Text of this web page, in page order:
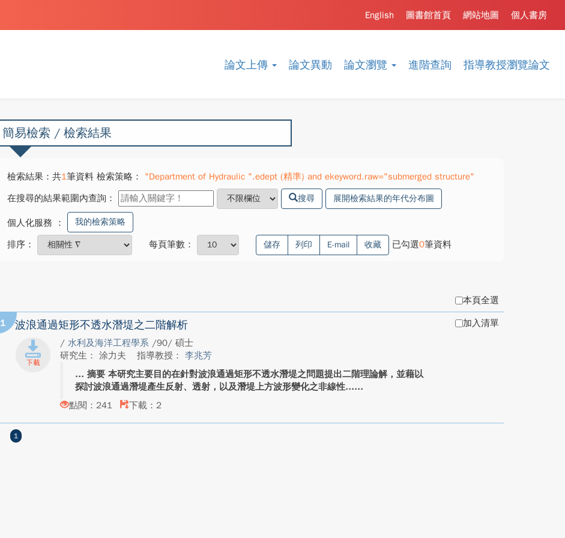
論文上傳 論文異動 論文瀏覽 進階查詢 指導教授瀏覽論文
個人書房
網站地圖
圖書館首頁
English
簡易檢索 / 檢索結果
檢索結果：共1筆資料 檢索策略：
"Department of Hydraulic ".edept (精準) and ekeyword.raw="submerged structure"
在搜尋的結果範圍內查詢：
搜尋 展開檢索結果的年代分布圖
個人化服務 ： 我的檢索策略
排序： 每頁筆數： 儲存 列印 E-mail 收藏 已勾選0筆資料
本頁全選
1 波浪通過矩形不透水潛堤之二階解析
/ 水利及海洋工程學系 /90/ 碩士
研究生： 涂力夫
指導教授： 李兆芳
摘要 本研究主要目的在針對波浪通過矩形不透水潛堤之問題提出二階理論解，並藉以
探討波浪通過潛堤產生反射、透射，以及潛堤上方波形變化之非線性...
點閱：241
下載：2
加入清單
1